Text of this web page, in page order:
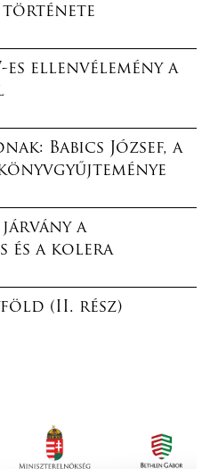
története
es ellenvélemény a
Babics József, a
a
és a kolera
(II. rész)